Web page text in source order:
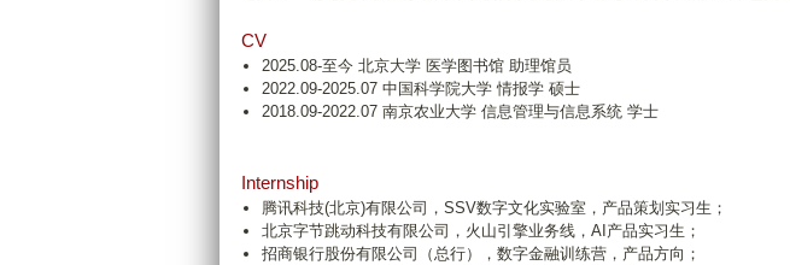
CV
2025.08-至今 北京大学 医学图书馆 助理馆员
2022.09-2025.07 中国科学院大学 情报学 硕士
2018.09-2022.07 南京农业大学 信息管理与信息系统 学士
Internship
腾讯科技(北京)有限公司，SSV数字文化实验室，产品策划实习生；
北京字节跳动科技有限公司，火山引擎业务线，AI产品实习生；
招商银行股份有限公司（总行），数字金融训练营，产品方向；